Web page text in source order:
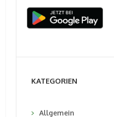
KATEGORIEN
Allgemein